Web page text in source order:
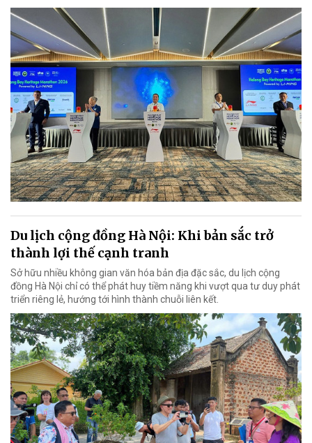
Du lịch cộng đồng Hà Nội: Khi bản sắc trở
thành lợi thế cạnh tranh
Sở hữu nhiều không gian văn hóa bản địa đặc sắc, du lịch cộng
đồng Hà Nội chỉ có thể phát huy tiềm năng khi vượt qua tư duy phát
triển riêng lẻ, hướng tới hình thành chuỗi liên kết.